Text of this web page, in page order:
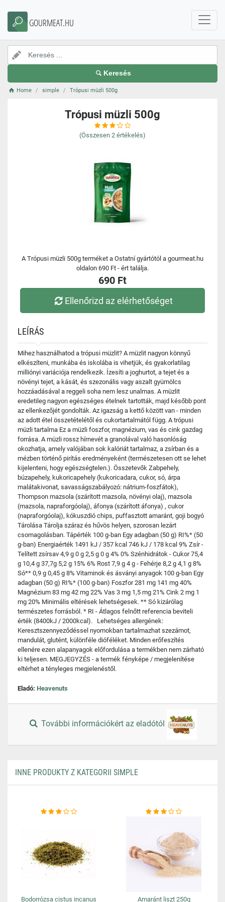
GOURMEAT.HU
Keresés
Home simple Trópusi müzli 500g
Trópusi müzli 500g
(Összesen 2 értékelés)
A Trópusi müzli 500g terméket a Ostatní gyártótól a gourmeat.hu
oldalon 690 Ft - ért találja.
690 Ft
Ellenőrizd az elérhetőséget
LEÍRÁS
Mihez használhatod a trópusi müzlit? A müzlit nagyon könnyű
elkészíteni, munkába és iskolába is vihetjük, és gyakorlatilag
milliónyi variációja rendelkezik. Ízesíti a joghurtot, a tejet és a
növényi tejet, a kását, és szezonális vagy aszalt gyümölcs
hozzáadásával a reggeli soha nem lesz unalmas. A müzlit
eredetileg nagyon egészséges ételnek tartották, majd később pont
az ellenkezőjét gondolták. Az igazság a kettő között van - minden
az adott étel összetételétől és cukortartalmától függ. A trópusi
müzli tartalma Ez a müzli foszfor, magnézium, vas és cink gazdag
forrása. A müzli rossz hírnevét a granolával való hasonlóság
okozhatja, amely valójában sok kalóriát tartalmaz, a zsírban és a
mézben történő pirítás eredményeként (természetesen ott se lehet
kijelenteni, hogy egészségtelen.). Összetevők Zabpehely,
búzapehely, kukoricapehely (kukoricadara, cukor, só, árpa
malátakivonat, savasságszabályozó: nátrium-foszfátok),
Thompson mazsola (szárított mazsola, növényi olaj), mazsola
(mazsola, napraforgóolaj), áfonya (szárított áfonya) , cukor
(napraforgóolaj), kókuszdió chips, puffasztott amaránt, goji bogyó
Tárolása Tárolja száraz és hűvös helyen, szorosan lezárt
csomagolásban. Tápérték 100 g-ban Egy adagban (50 g) RI%* (50
g-ban) Energiaérték 1491 kJ / 357 kcal 746 kJ / 178 kcal 9% Zsír -
Telített zsírsav 4,9 g 0 g 2,5 g 0 g 4% 0% Szénhidrátok - Cukor 75,4
g 10,4 g 37,7g 5,2 g 15% 6% Rost 7,9 g 4 g - Fehérje 8,2 g 4,1 g 8%
Só** 0,9 g 0,45 g 8% Vitaminok és ásványi anyagok 100 g-ban Egy
adagban (50 g) RI%* (100 g-ban) Foszfor 281 mg 141 mg 40%
Magnézium 83 mg 42 mg 22% Vas 3 mg 1,5 mg 21% Cink 2 mg 1
mg 20% Minimális eltérések lehetségesek. ** Só kizárólag
természetes forrásból. * RI - Átlagos felnőtt referencia beviteli
érték (8400kJ / 2000kcal). Lehetséges allergének:
Keresztszennyeződéssel nyomokban tartalmazhat szezámot,
mandulát, glutént, különféle dióféléket. Minden erőfeszítés
ellenére ezen alapanyagok előfordulása a termékben nem zárható
ki teljesen. MEGJEGYZÉS - a termék fényképe / megjelenítése
eltérhet a tényleges megjelenéstől.
Eladó: Heavenuts
További információkért az eladótól
INNE PRODUKTY Z KATEGORII SIMPLE
Bodorrózsa cistus incanus Amaránt liszt 250g